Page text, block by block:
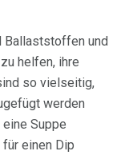
Ballaststoffen und
helfen, ihre
so vielseitig,
werden
Suppe
einen Dip